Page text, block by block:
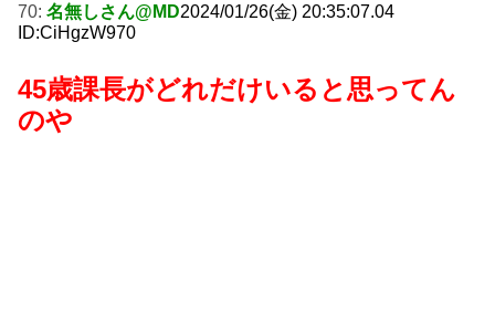
70: 名無しさん@MD2024/01/26(金) 20:35:07.04
ID:CiHgzW970
45歳課長がどれだけいると思ってん
のや